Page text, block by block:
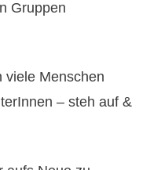
Gruppen
viele Menschen
– steh auf &